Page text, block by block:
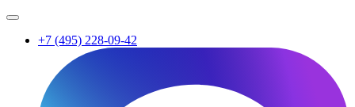
+7 (495) 228-09-42